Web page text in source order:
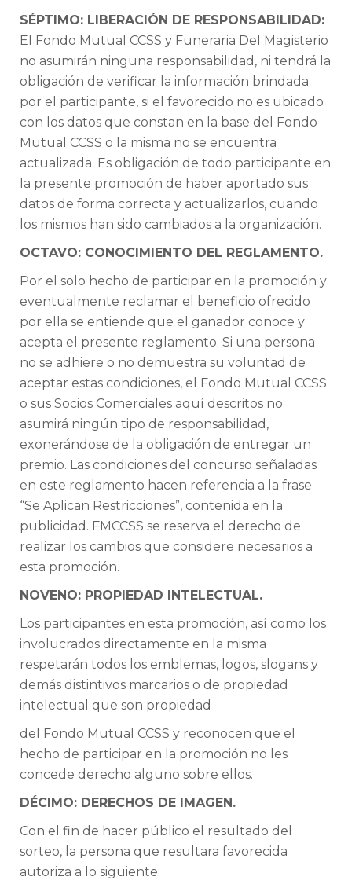
SÉPTIMO: LIBERACIÓN DE RESPONSABILIDAD:
El Fondo Mutual CCSS y Funeraria Del Magisterio
no asumirán ninguna responsabilidad, ni tendrá la
obligación de verificar la información brindada
por el participante, si el favorecido no es ubicado
con los datos que constan en la base del Fondo
Mutual CCSS o la misma no se encuentra
actualizada. Es obligación de todo participante en
la presente promoción de haber aportado sus
datos de forma correcta y actualizarlos, cuando
los mismos han sido cambiados a la organización.
OCTAVO: CONOCIMIENTO DEL REGLAMENTO.
Por el solo hecho de participar en la promoción y
eventualmente reclamar el beneficio ofrecido
por ella se entiende que el ganador conoce y
acepta el presente reglamento. Si una persona
no se adhiere o no demuestra su voluntad de
aceptar estas condiciones, el Fondo Mutual CCSS
o sus Socios Comerciales aquí descritos no
asumirá ningún tipo de responsabilidad,
exonerándose de la obligación de entregar un
premio. Las condiciones del concurso señaladas
en este reglamento hacen referencia a la frase
“Se Aplican Restricciones”, contenida en la
publicidad. FMCCSS se reserva el derecho de
realizar los cambios que considere necesarios a
esta promoción.
NOVENO: PROPIEDAD INTELECTUAL.
Los participantes en esta promoción, así como los
involucrados directamente en la misma
respetarán todos los emblemas, logos, slogans y
demás distintivos marcarios o de propiedad
intelectual que son propiedad
del Fondo Mutual CCSS y reconocen que el
hecho de participar en la promoción no les
concede derecho alguno sobre ellos.
DÉCIMO: DERECHOS DE IMAGEN.
Con el fin de hacer público el resultado del
sorteo, la persona que resultara favorecida
autoriza a lo siguiente: